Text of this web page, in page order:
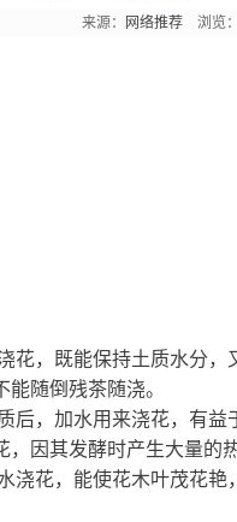
来源： 网络推荐 浏览
花，既能保持土质水分，
随倒残茶随浇。
，加水用来浇花，有益
因其发酵时产生大量的
浇花，能使花木叶茂花艳